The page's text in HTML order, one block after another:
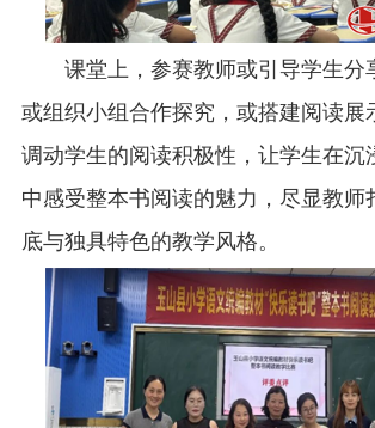
课堂上，参赛教师或引导学生分
或组织小组合作探究，或搭建阅读展
调动学生的阅读积极性，让学生在沉
中感受整本书阅读的魅力，尽显教师
底与独具特色的教学风格。